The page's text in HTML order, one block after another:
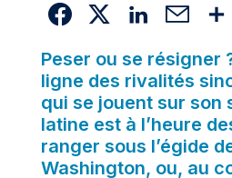
Peser ou se résigner
ligne des rivalités
qui se jouent sur son
latine est à l’heure
ranger sous l’égide
Washington, ou, au